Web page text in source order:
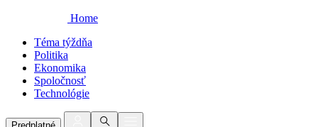
Home
Téma týždňa
Politika
Ekonomika
Spoločnosť
Technológie